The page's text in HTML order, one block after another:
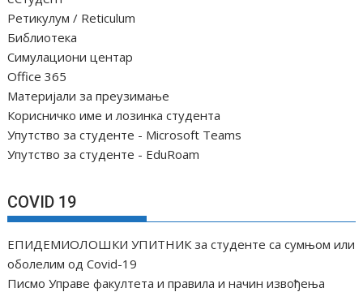
Ретикулум / Reticulum
Библиотека
Симулациони центар
Office 365
Материјали за преузимање
Корисничко име и лозинка студента
Упутство за студенте - Microsoft Teams
Упутство за студенте - EduRoam
COVID 19
ЕПИДЕМИОЛОШКИ УПИТНИК за студенте са сумњом или
оболелим од Covid-19
Писмо Управе факултета и правила и начин извођења